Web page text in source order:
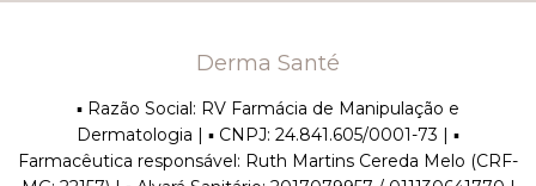
Derma Santé
▪︎ Razão Social: RV Farmácia de Manipulação e
Dermatologia | ▪︎ CNPJ: 24.841.605/0001-73 | ▪︎
Farmacêutica responsável: Ruth Martins Cereda Melo (CRF-